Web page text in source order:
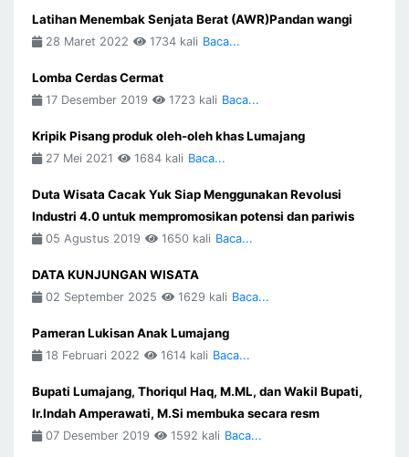
Latihan Menembak Senjata Berat (AWR)Pandan wangi
28 Maret 2022 1734 kali Baca...
Lomba Cerdas Cermat
17 Desember 2019 1723 kali Baca...
Kripik Pisang produk oleh-oleh khas Lumajang
27 Mei 2021 1684 kali Baca...
Duta Wisata Cacak Yuk Siap Menggunakan Revolusi
Industri 4.0 untuk mempromosikan potensi dan pariwis
05 Agustus 2019 1650 kali Baca...
DATA KUNJUNGAN WISATA
02 September 2025 1629 kali Baca...
Pameran Lukisan Anak Lumajang
18 Februari 2022 1614 kali Baca...
Bupati Lumajang, Thoriqul Haq, M.ML, dan Wakil Bupati,
Ir.Indah Amperawati, M.Si membuka secara resm
07 Desember 2019 1592 kali Baca...